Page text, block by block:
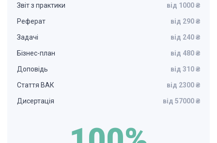
Звіт з практики від 1000 ₴
Реферат від 290 ₴
Задачі від 240 ₴
Бізнес-план від 480 ₴
Доповідь від 310 ₴
Стаття ВАК від 2300 ₴
Дисертація від 57000 ₴